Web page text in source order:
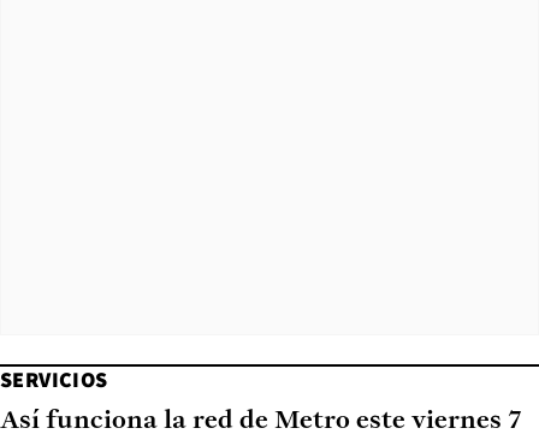
SERVICIOS
Así funciona la red de Metro este viernes 7